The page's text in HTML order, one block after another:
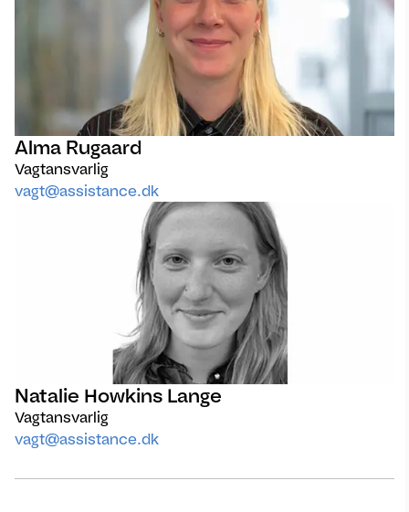
Alma Rugaard
Vagtansvarlig
vagt@assistance.dk
Natalie Howkins Lange
Vagtansvarlig
vagt@assistance.dk